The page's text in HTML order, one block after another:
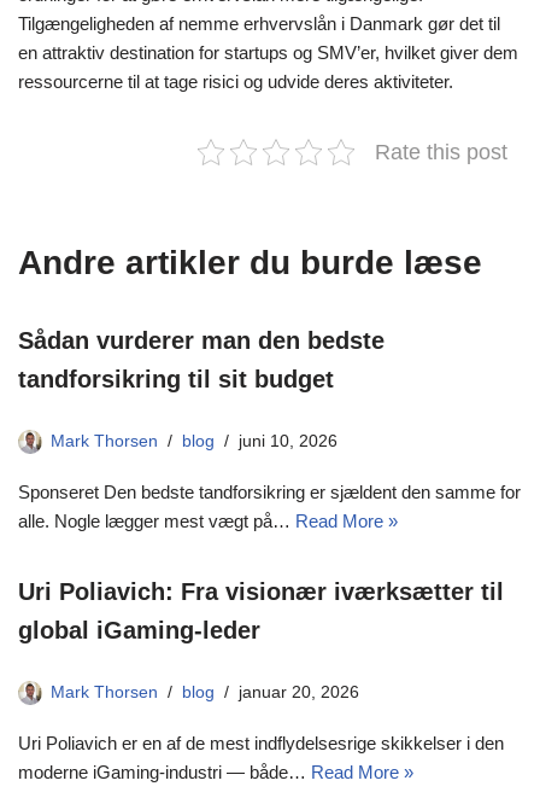
Tilgængeligheden af nemme erhvervslån i Danmark gør det til
en attraktiv destination for startups og SMV’er, hvilket giver dem
ressourcerne til at tage risici og udvide deres aktiviteter.
Rate this post
Andre artikler du burde læse
Sådan vurderer man den bedste
tandforsikring til sit budget
Mark Thorsen blog juni 10, 2026
Sponseret Den bedste tandforsikring er sjældent den samme for
alle. Nogle lægger mest vægt på… Read More »
Uri Poliavich: Fra visionær iværksætter til
global iGaming-leder
Mark Thorsen blog januar 20, 2026
Uri Poliavich er en af de mest indflydelsesrige skikkelser i den
moderne iGaming-industri — både… Read More »